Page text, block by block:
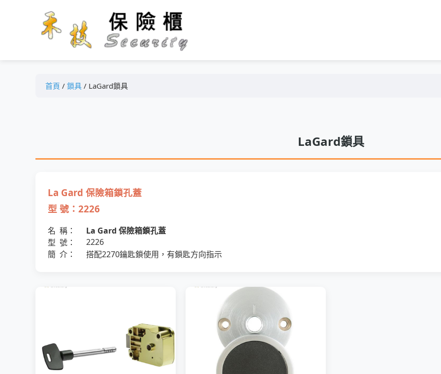
首頁 / 鎖具 / LaGard鎖具
LaGard鎖具
La Gard 保險箱鎖孔蓋
型 號：2226
名 稱：
La Gard 保險箱鎖孔蓋
型 號：
2226
簡 介：
搭配2270鑰匙鎖使用，有鎖匙方向